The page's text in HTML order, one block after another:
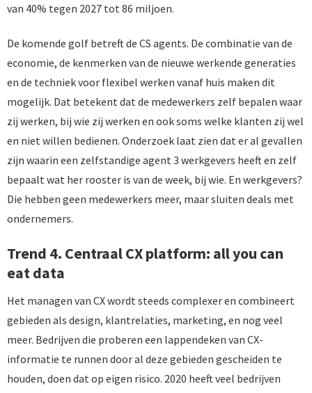
van 40% tegen 2027 tot 86 miljoen.
De komende golf betreft de CS agents. De combinatie van de
economie, de kenmerken van de nieuwe werkende generaties
en de techniek voor flexibel werken vanaf huis maken dit
mogelijk. Dat betekent dat de medewerkers zelf bepalen waar
zij werken, bij wie zij werken en ook soms welke klanten zij wel
en niet willen bedienen. Onderzoek laat zien dat er al gevallen
zijn waarin een zelfstandige agent 3 werkgevers heeft en zelf
bepaalt wat her rooster is van de week, bij wie. En werkgevers?
Die hebben geen medewerkers meer, maar sluiten deals met
ondernemers.
Trend 4. Centraal CX platform: all you can
eat data
Het managen van CX wordt steeds complexer en combineert
gebieden als design, klantrelaties, marketing, en nog veel
meer. Bedrijven die proberen een lappendeken van CX-
informatie te runnen door al deze gebieden gescheiden te
houden, doen dat op eigen risico. 2020 heeft veel bedrijven